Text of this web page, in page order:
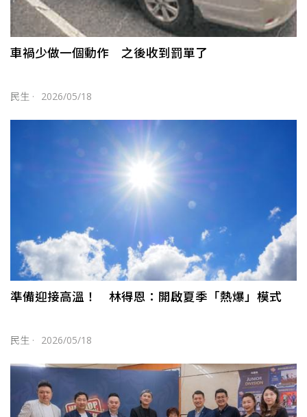
車禍少做一個動作 之後收到罰單了
民生 · 2026/05/18
準備迎接高溫！ 林得恩：開啟夏季「熱爆」模式
民生 · 2026/05/18